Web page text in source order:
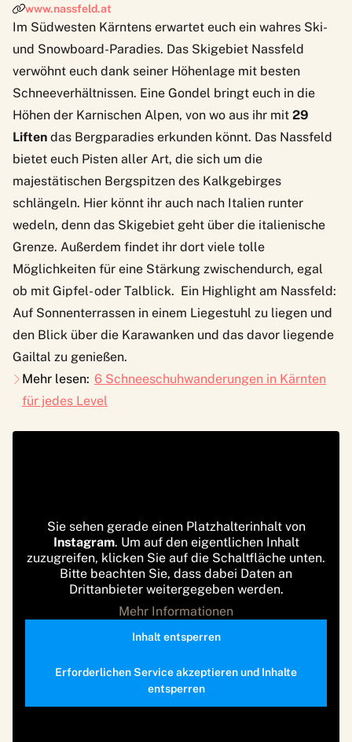
www.nassfeld.at
Im Südwesten Kärntens erwartet euch ein wahres Ski-
und Snowboard-Paradies. Das Skigebiet Nassfeld
verwöhnt euch dank seiner Höhenlage mit besten
Schneeverhältnissen. Eine Gondel bringt euch in die
Höhen der Karnischen Alpen, von wo aus ihr mit 29
Liften das Bergparadies erkunden könnt. Das Nassfeld
bietet euch Pisten aller Art, die sich um die
majestätischen Bergspitzen des Kalkgebirges
schlängeln. Hier könnt ihr auch nach Italien runter
wedeln, denn das Skigebiet geht über die italienische
Grenze. Außerdem findet ihr dort viele tolle
Möglichkeiten für eine Stärkung zwischendurch, egal
ob mit Gipfel- oder Talblick. Ein Highlight am Nassfeld:
Auf Sonnenterrassen in einem Liegestuhl zu liegen und
den Blick über die Karawanken und das davor liegende
Gailtal zu genießen.
Mehr lesen: 6 Schneeschuhwanderungen in Kärnten
für jedes Level
Sie sehen gerade einen Platzhalterinhalt von
Instagram. Um auf den eigentlichen Inhalt
zuzugreifen, klicken Sie auf die Schaltfläche unten.
Bitte beachten Sie, dass dabei Daten an
Drittanbieter weitergegeben werden.
Mehr Informationen
Inhalt entsperren
Erforderlichen Service akzeptieren und Inhalte
entsperren